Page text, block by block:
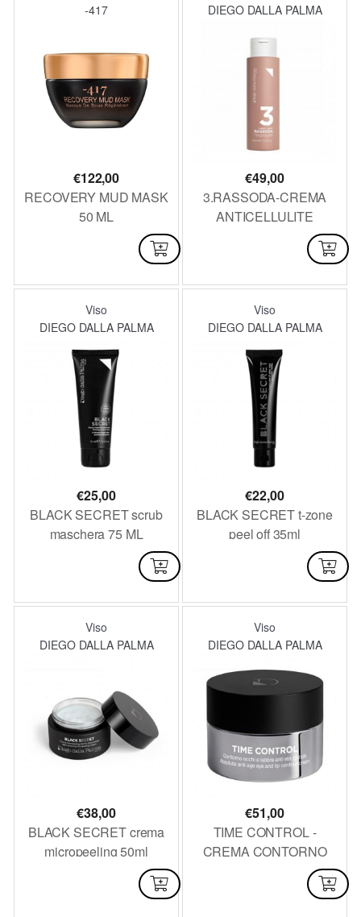
-417
€122,00
RECOVERY MUD MASK
50 ML
DIEGO DALLA PALMA
€49,00
3.RASSODA-CREMA
ANTICELLULITE
TONIFICANTE 250 ML
Viso
DIEGO DALLA PALMA
€25,00
BLACK SECRET scrub
maschera 75 ML
Viso
DIEGO DALLA PALMA
€22,00
BLACK SECRET t-zone
peel off 35ml
Viso
DIEGO DALLA PALMA
€38,00
BLACK SECRET crema
micropeeling 50ml
Viso
DIEGO DALLA PALMA
€51,00
TIME CONTROL -
CREMA CONTORNO
OCCHI E LABBRA
ANTIETA GLOBALE